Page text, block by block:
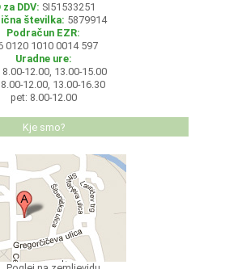
za DDV: SI51533251
številka: 5879914
Podračun EZR:
0120 1010 0014 597
Uradne ure:
12.00, 13.00-15.00
12.00, 13.00-16.30
pet: 8.00-12.00
Kje smo?